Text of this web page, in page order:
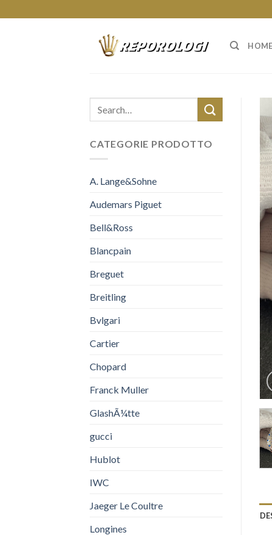
to
HOME
CATEGORIE PRODOTTO
A. Lange&Sohne
Audemars Piguet
Bell&Ross
Blancpain
Breguet
Breitling
Bvlgari
Cartier
Chopard
Franck Muller
GlashÃ¼tte
gucci
Hublot
IWC
Jaeger Le Coultre
Longines